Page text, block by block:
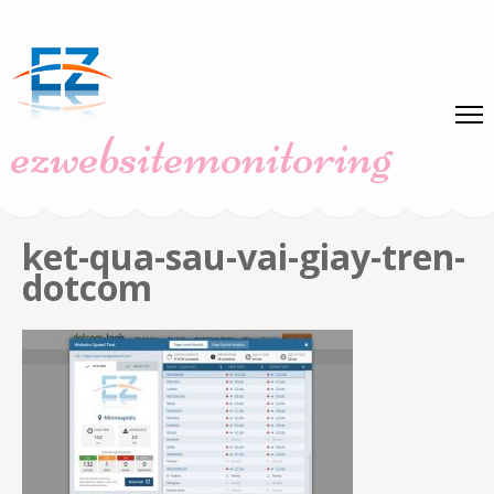
content
(Press
ezwebsitemonitoring
ket-qua-sau-vai-giay-tren-
dotcom